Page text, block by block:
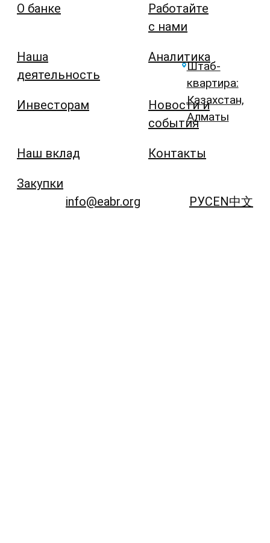
О банке
Наша
деятельность
Инвесторам
Наш вклад
Закупки
Работайте
с нами
Аналитика
Новости и
события
Контакты
Штаб-
квартира:
Казахстан,
Алматы
info@eabr.org РУСEN中文